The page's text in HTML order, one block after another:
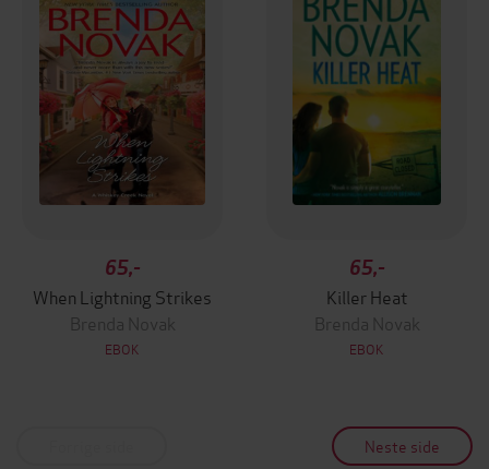
65,-
When Lightning Strikes
Brenda Novak
EBOK
65,-
Killer Heat
Brenda Novak
EBOK
Neste side